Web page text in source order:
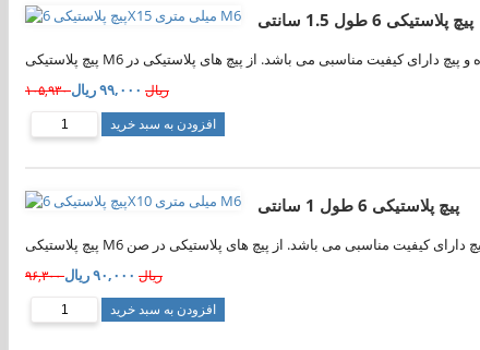
پیچ پلاستیکی 6 طول 1.5 سانتی
۱۰۵,۹۳۰ ریال ۹۹,۰۰۰ ریال
افزودن به سبد خرید
پیچ پلاستیکی 6 طول 1 سانتی
۹۶,۳۰۰ ریال ۹۰,۰۰۰ ریال
افزودن به سبد خرید